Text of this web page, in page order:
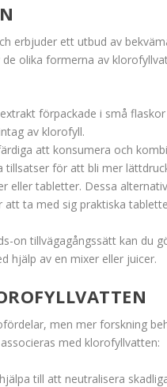
erbjuder ett utbud av
olika formerna av
förpackade i små
av klorofyll.
att konsumera och
tillsatser för att bli mer
eller tabletter. Dessa
att ta med sig praktiska
on tillvägagångssätt kan du
hjälp av en mixer eller juicer.
men mer forskning
med klorofyllvatten:
till att neutralisera